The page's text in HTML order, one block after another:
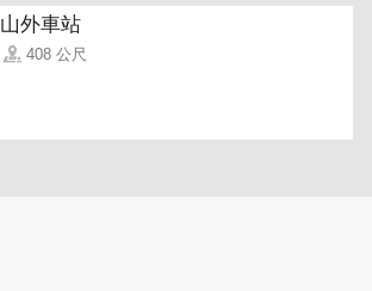
山外車站
408 公尺